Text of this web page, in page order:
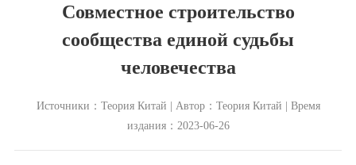
Совместное строительство
сообщества единой судьбы
человечества
Источники：Теория Китай | Автор：Теория Китай | Время
издания：2023-06-26